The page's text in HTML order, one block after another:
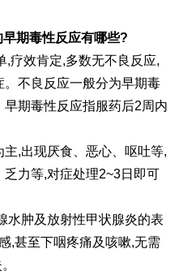
期毒性反应有哪些?
,疗效肯定,多数无不良反应,
不良反应一般分为早期毒
期毒性反应指服药后2周内
,出现厌食、恶心、呕吐等,
力等,对症处理2~3日即可
水肿及放射性甲状腺炎的表
,甚至下咽疼痛及咳嗽,无需